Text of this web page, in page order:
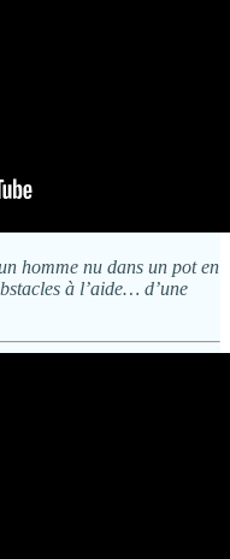
homme nu dans un pot en
à l’aide… d’une